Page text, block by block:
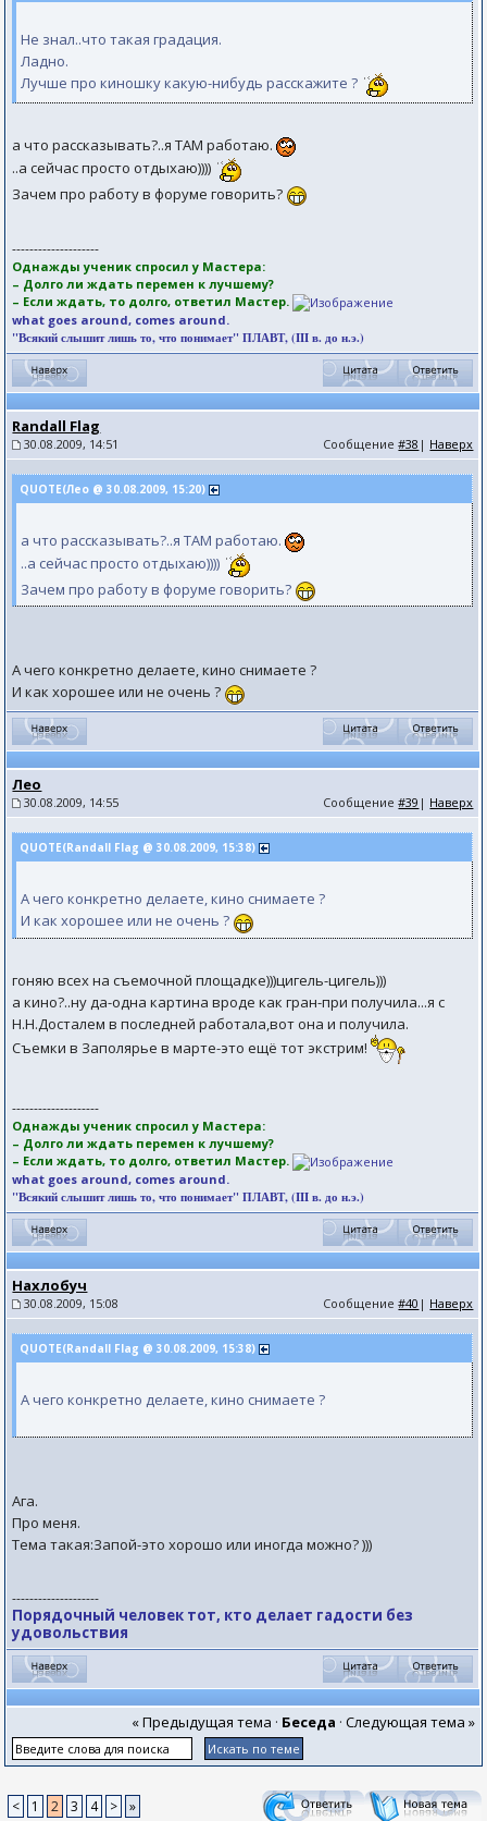
Не знал..что такая градация.
Ладно.
Лучше про киношку какую-нибудь расскажите ?
а что рассказывать?..я ТАМ работаю.
..а сейчас просто отдыхаю))))
Зачем про работу в форуме говорить?
--------------------
Однажды ученик спросил у Мастера:
– Долго ли ждать перемен к лучшему?
– Если ждать, то долго, ответил Мастер.
what goes around, comes around.
"Всякий слышит лишь то, что понимает" ПЛАВТ, (III в. до н.э.)
Randall Flag
30.08.2009, 14:51 Сообщение#38 | Наверх
QUOTE(Лео @ 30.08.2009, 15:20)
а что рассказывать?..я ТАМ работаю.
..а сейчас просто отдыхаю))))
Зачем про работу в форуме говорить?
А чего конкретно делаете, кино снимаете ?
И как хорошее или не очень ?
Лео
30.08.2009, 14:55 Сообщение#39 | Наверх
QUOTE(Randall Flag @ 30.08.2009, 15:38)
А чего конкретно делаете, кино снимаете ?
И как хорошее или не очень ?
гоняю всех на съемочной площадке)))цигель-цигель)))
а кино?..ну да-одна картина вроде как гран-при получила...я с
Н.Н.Досталем в последней работала,вот она и получила.
Съемки в Заполярье в марте-это ещё тот экстрим!
--------------------
Однажды ученик спросил у Мастера:
– Долго ли ждать перемен к лучшему?
– Если ждать, то долго, ответил Мастер.
what goes around, comes around.
"Всякий слышит лишь то, что понимает" ПЛАВТ, (III в. до н.э.)
Нахлобуч
30.08.2009, 15:08 Сообщение#40 | Наверх
QUOTE(Randall Flag @ 30.08.2009, 15:38)
А чего конкретно делаете, кино снимаете ?
Ага.
Про меня.
Тема такая:Запой-это хорошо или иногда можно? )))
--------------------
Порядочный человек тот, кто делает гадости без
удовольствия
« Предыдущая тема · Беседа · Следующая тема »
< 1 2 3 4 > »